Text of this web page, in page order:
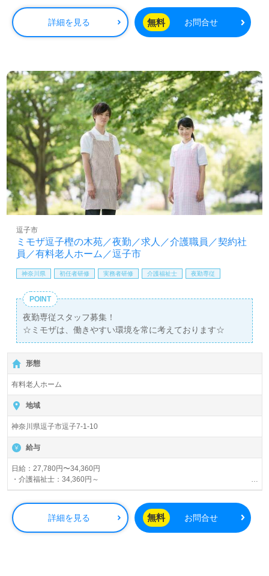
★早朝夜間はさらに時給100円アップ！
※社内専門資格を取得した場合は手当支給（1資格につき、60円／時）
※定期昇給による基本時給アップあり
詳細を見る 無料 お問合せ
ミモザ逗子樫の木苑／夜勤／求人／介護職員／契約社
員／有料老人ホーム／逗子市
逗子市
神奈川県 初任者研修 実務者研修 介護福祉士 夜勤専従
POINT
夜勤専従スタッフ募集！
☆ミモザは、働きやすい環境を常に考えております☆
形態
有料老人ホーム
地域
神奈川県逗子市逗子7-1-10
給与
日給：27,780円〜34,360円
・介護福祉士：34,360円～
・実務者研修：29,770円～
賞与：年2回（年間0.4～1.2ヶ月分）※業績により変動あり
昇給：あり
詳細を見る 無料 お問合せ